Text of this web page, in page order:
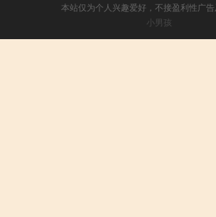
本站仅为个人兴趣爱好，不接盈利性广
小男孩